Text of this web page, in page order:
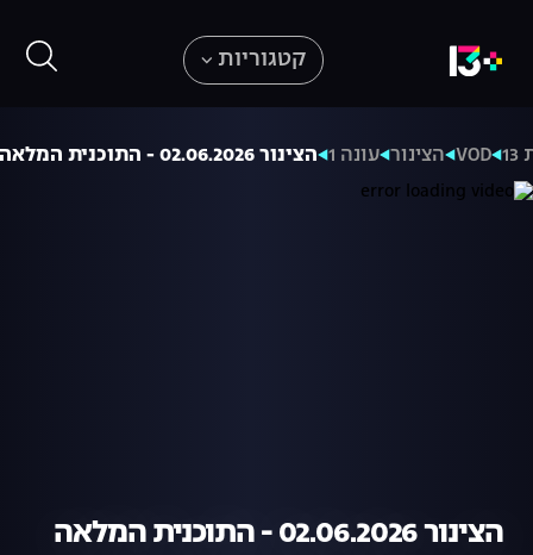
קטגוריות
VOD הצינור עונה 1 הצינור 02.06.2026 - התוכנית המלאה
הצינור 02.06.2026 - התוכנית המלאה